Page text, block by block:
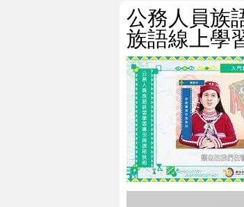
公務人員族
族語線上學